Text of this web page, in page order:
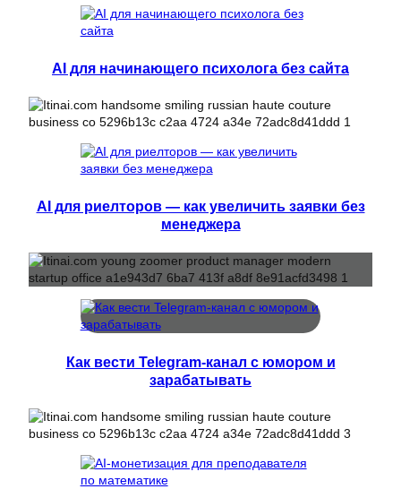
AI для начинающего психолога без сайта
AI для риелторов — как увеличить заявки без
менеджера
Как вести Telegram-канал с юмором и
зарабатывать